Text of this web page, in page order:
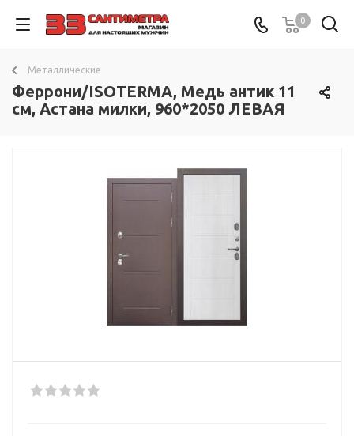
0
Металлические
Феррони/ISOTERMA, Медь антик 11
см, Астана милки, 960*2050 ЛЕВАЯ